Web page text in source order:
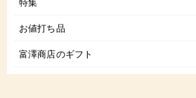
お値打ち品
富澤商店のギフト